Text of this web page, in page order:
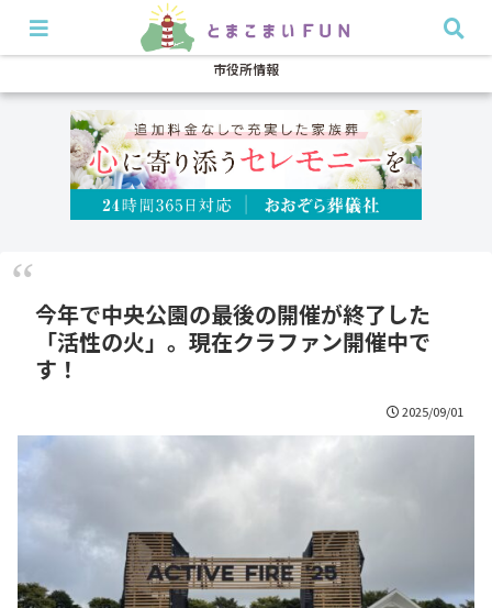
開店・閉店 イベント グルメ 特集 耳より
市役所情報
今年で中央公園の最後の開催が終了した
「活性の火」。現在クラファン開催中で
す！
2025/09/01